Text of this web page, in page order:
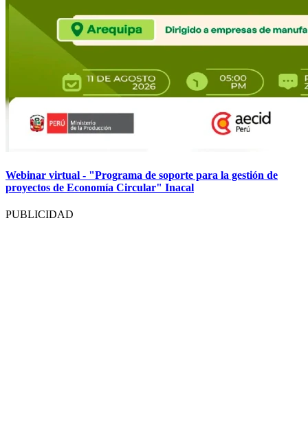
Webinar virtual - "Programa de soporte para la gestión de
proyectos de Economía Circular" Inacal
PUBLICIDAD